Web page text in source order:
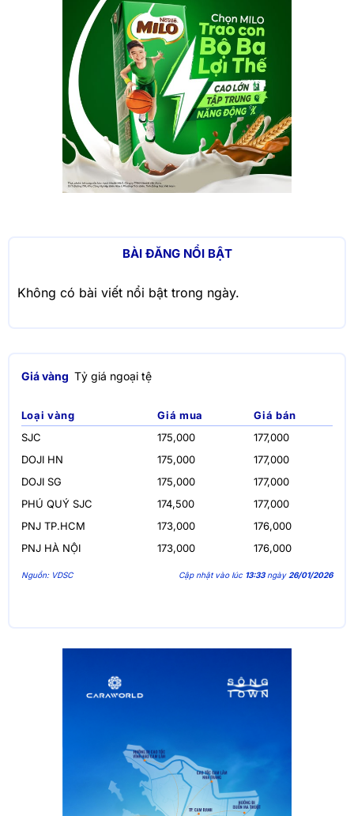
BÀI ĐĂNG NỔI BẬT
Không có bài viết nổi bật trong ngày.
Giá vàng Tỷ giá ngoại tệ
Loại vàng Giá mua
Giá bán
SJC
175,000
177,000
DOJI HN
175,000
177,000
DOJI SG
175,000
177,000
PHÚ QUÝ SJC
174,500
177,000
PNJ TP.HCM
173,000
176,000
PNJ HÀ NỘI
173,000 176,000
Nguồn: VDSC Cập nhật vào lúc 13:33ngày26/01/2026